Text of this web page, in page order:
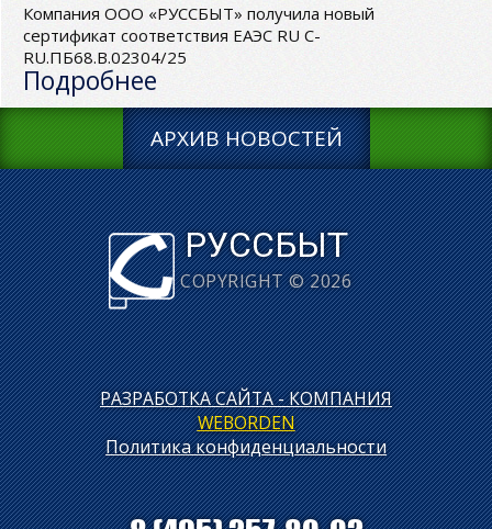
Компания ООО «РУССБЫТ» получила новый
сертификат соответствия ЕАЭС RU C-
RU.ПБ68.В.02304/25
Подробнее
АРХИВ НОВОСТЕЙ
РУССБЫТ
COPYRIGHT © 2026
РАЗРАБОТКА САЙТА - КОМПАНИЯ
WEBORDEN
Политика конфиденциальности